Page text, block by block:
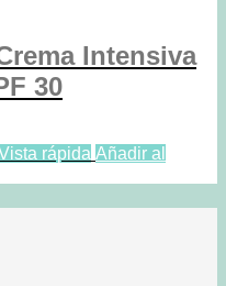
Intensiva
30
rápida Añadir al